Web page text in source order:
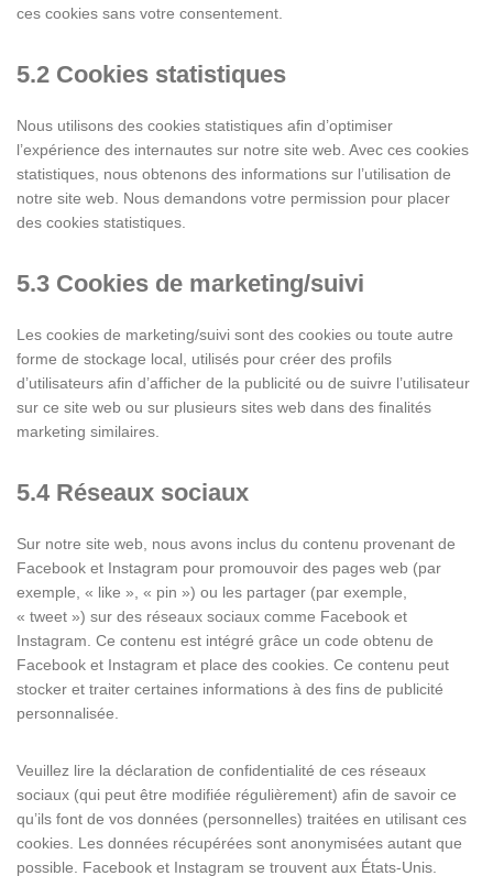
ces cookies sans votre consentement.
5.2 Cookies statistiques
Nous utilisons des cookies statistiques afin d’optimiser
l’expérience des internautes sur notre site web. Avec ces cookies
statistiques, nous obtenons des informations sur l’utilisation de
notre site web. Nous demandons votre permission pour placer
des cookies statistiques.
5.3 Cookies de marketing/suivi
Les cookies de marketing/suivi sont des cookies ou toute autre
forme de stockage local, utilisés pour créer des profils
d’utilisateurs afin d’afficher de la publicité ou de suivre l’utilisateur
sur ce site web ou sur plusieurs sites web dans des finalités
marketing similaires.
5.4 Réseaux sociaux
Sur notre site web, nous avons inclus du contenu provenant de
Facebook et Instagram pour promouvoir des pages web (par
exemple, « like », « pin ») ou les partager (par exemple,
« tweet ») sur des réseaux sociaux comme Facebook et
Instagram. Ce contenu est intégré grâce un code obtenu de
Facebook et Instagram et place des cookies. Ce contenu peut
stocker et traiter certaines informations à des fins de publicité
personnalisée.
Veuillez lire la déclaration de confidentialité de ces réseaux
sociaux (qui peut être modifiée régulièrement) afin de savoir ce
qu’ils font de vos données (personnelles) traitées en utilisant ces
cookies. Les données récupérées sont anonymisées autant que
possible. Facebook et Instagram se trouvent aux États-Unis.